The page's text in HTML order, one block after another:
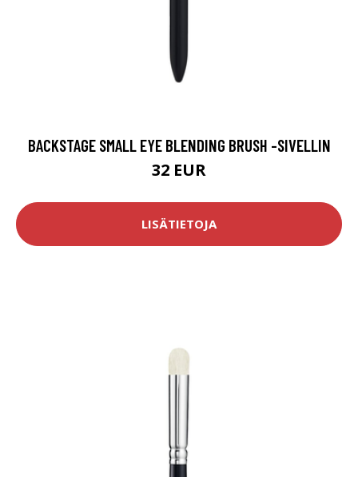
BACKSTAGE SMALL EYE BLENDING BRUSH -SIVELLIN
32 EUR
LISÄTIETOJA